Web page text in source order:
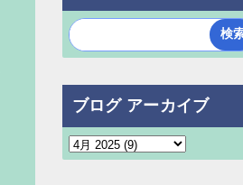
ブログ アーカイブ